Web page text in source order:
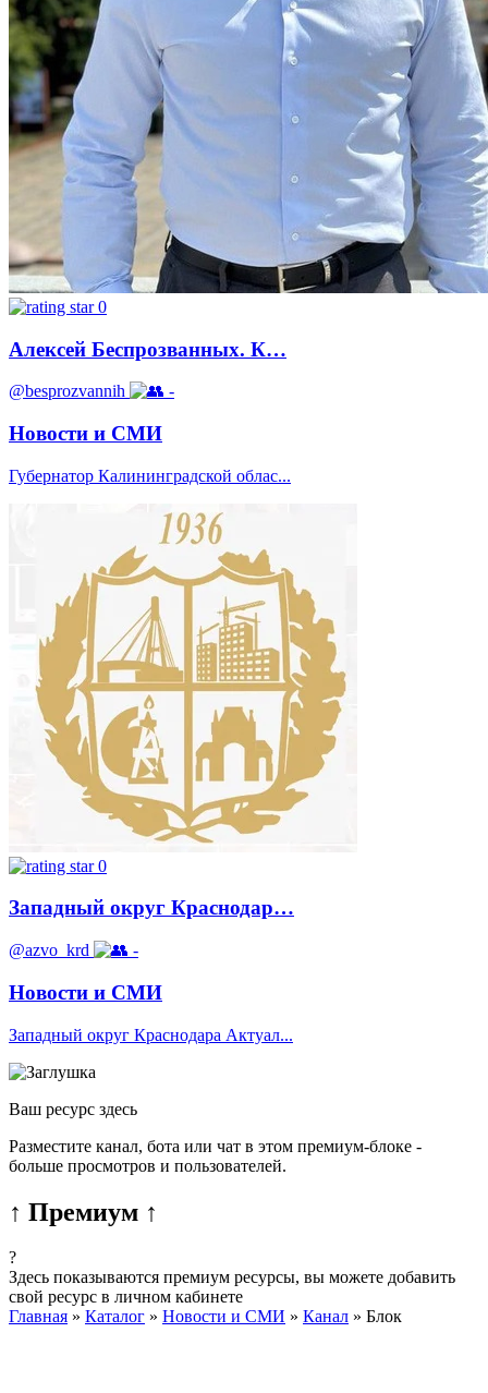
0
Алексей Беспрозванных. К…
@besprozvannih -
Новости и СМИ
Губернатор Калининградской облас...
0
Западный округ Краснодар…
@azvo_krd -
Новости и СМИ
Западный округ Краснодара Актуал...
Ваш ресурс здесь
Разместите канал, бота или чат в этом премиум-блоке -
больше просмотров и пользователей.
↑ Премиум ↑
?
Здесь показываются премиум ресурсы, вы можете добавить
свой ресурс в личном кабинете
Главная » Каталог » Новости и СМИ » Канал » Блок